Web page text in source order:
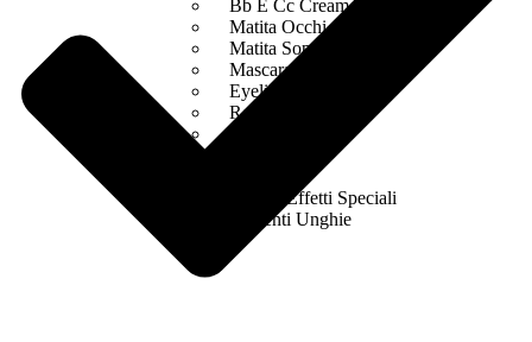
Bb E Cc Cream
Matita Occhi
Matita Sopracciglia
Mascara
Eyeliner
Rossetto
Smalto Effetti Speciali
Solventi Unghie